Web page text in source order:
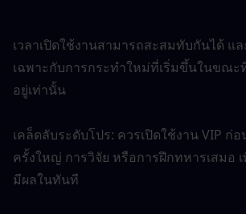
เวลาเปิดใช้งานสามารถสะสมทับกันได้ แ
เฉพาะกับการกระทำใหม่ที่เริ่มขึ้นในขณะ
อยู่เท่านั้น
เคล็ดลับระดับโปร: ควรเปิดใช้งาน VIP ก่อ
ครั้งใหญ่ การวิจัย หรือการฝึกทหารเสมอ
มีผลในทันที